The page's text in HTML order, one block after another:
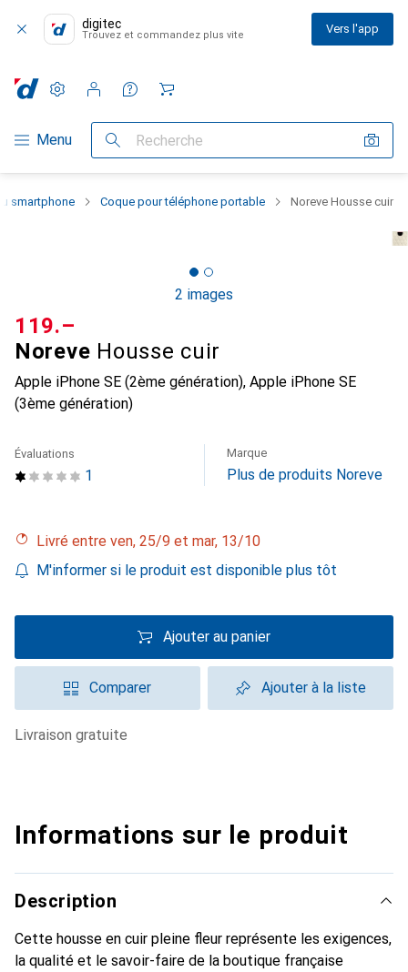
digitec
Trouvez et commandez plus vite Vers l'app
Navigation par catégorie
Menu Recherche
Paramètres
Compte client
Listes de comparaison
Listes d'envies
Panier
smartphone Coque pour téléphone portable Noreve Housse cuir
2 images
Noreve Housse cuir
Apple iPhone SE (2ème génération), Apple iPhone SE
(3ème génération)
CHF
119.–
1
Évaluations Marque
Plus de produits Noreve
Livré entre ven, 25/9 et mar, 13/10
M'informer si le produit est disponible plus tôt
Ajouter au panier
Comparer Ajouter à la liste
livraison gratuite
Informations sur le produit
Description
Cette housse en cuir pleine fleur représente les exigences,
la qualité et le savoir-faire de la boutique française